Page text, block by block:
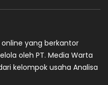
yang berkantor
oleh PT. Media Warta
kelompok usaha Analisa